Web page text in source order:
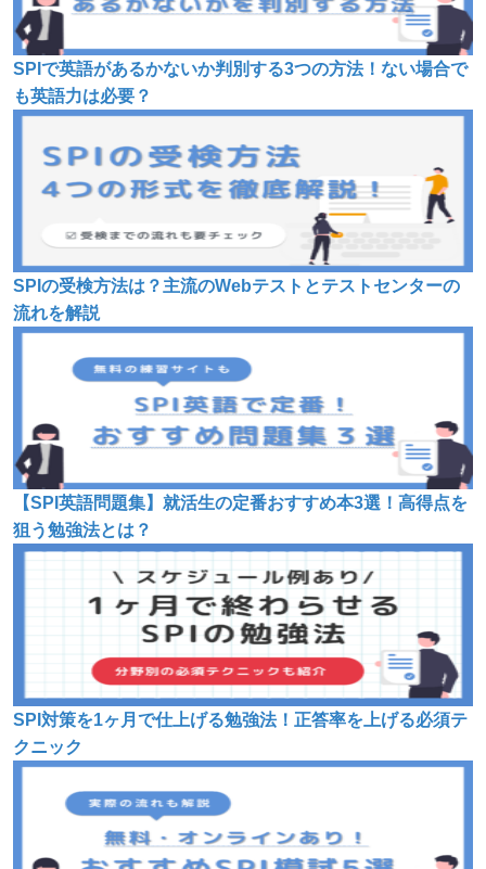
SPIで英語があるかないか判別する3つの方法！ない場合で
も英語力は必要？
SPIの受検方法は？主流のWebテストとテストセンターの
流れを解説
【SPI英語問題集】就活生の定番おすすめ本3選！高得点を
狙う勉強法とは？
SPI対策を1ヶ月で仕上げる勉強法！正答率を上げる必須テ
クニック